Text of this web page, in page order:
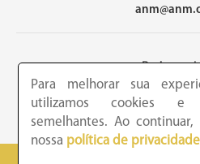
Redes
Para melhorar sua
utilizamos cookies e
semelhantes. Ao
nossa política de privacidade